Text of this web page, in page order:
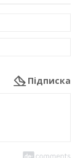
Підписка